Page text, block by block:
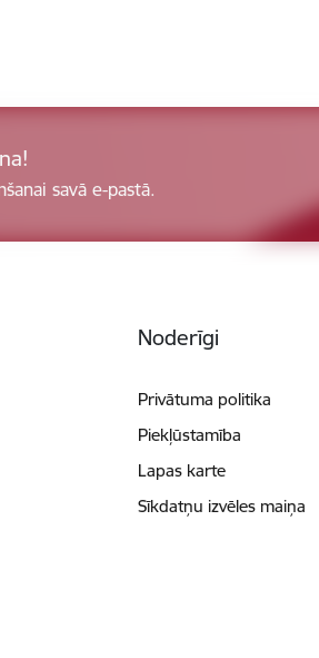
savā e-pastā.
Noderīgi
Privātuma politika
Piekļūstamība
Lapas karte
Sīkdatņu izvēles maiņa